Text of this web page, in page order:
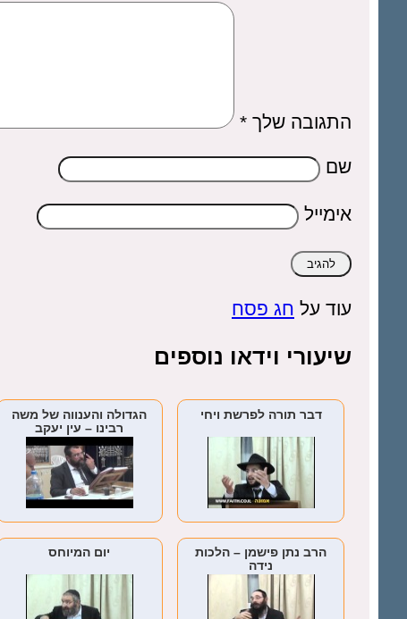
התגובה שלך *
שם
אימייל
עוד על חג פסח
שיעורי וידאו נוספים
דבר תורה לפרשת ויחי
הגדולה והענווה של משה
רבינו – עין יעקב
הרב נתן פישמן – הלכות
נידה
יום המיוחס